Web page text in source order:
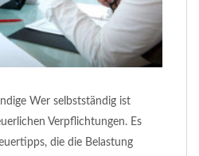
Wer selbstständig ist
Verpflichtungen. Es
die die Belastung